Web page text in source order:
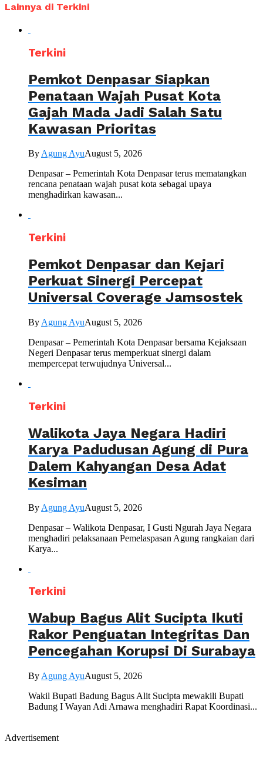
Lainnya di Terkini
Terkini
Pemkot Denpasar Siapkan
Penataan Wajah Pusat Kota
Gajah Mada Jadi Salah Satu
Kawasan Prioritas
ByAgung AyuAugust 5, 2026
Denpasar – Pemerintah Kota Denpasar terus mematangkan
rencana penataan wajah pusat kota sebagai upaya
menghadirkan kawasan...
Terkini
Pemkot Denpasar dan Kejari
Perkuat Sinergi Percepat
Universal Coverage Jamsostek
By Agung AyuAugust 5, 2026
Denpasar – Pemerintah Kota Denpasar bersama Kejaksaan
Negeri Denpasar terus memperkuat sinergi dalam
mempercepat terwujudnya Universal...
Terkini
Walikota Jaya Negara Hadiri
Karya Padudusan Agung di Pura
Dalem Kahyangan Desa Adat
Kesiman
By Agung AyuAugust 5, 2026
Denpasar – Walikota Denpasar, I Gusti Ngurah Jaya Negara
menghadiri pelaksanaan Pemelaspasan Agung rangkaian dari
Karya...
Terkini
Wabup Bagus Alit Sucipta Ikuti
Rakor Penguatan Integritas Dan
Pencegahan Korupsi Di Surabaya
By Agung AyuAugust 5, 2026
Wakil Bupati Badung Bagus Alit Sucipta mewakili Bupati
Badung I Wayan Adi Arnawa menghadiri Rapat Koordinasi...
Advertisement